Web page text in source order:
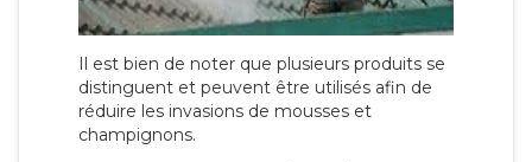
Il est bien de noter que plusieurs produits se
distinguent et peuvent être utilisés afin de
réduire les invasions de mousses et
champignons.